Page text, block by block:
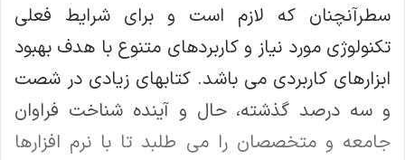
سطرآنچنان که لازم است و برای شرایط فعلی
تکنولوژی مورد نیاز و کاربردهای متنوع با هدف بهبود
ابزارهای کاربردی می باشد. کتابهای زیادی در شصت
و سه درصد گذشته، حال و آینده شناخت فراوان
جامعه و متخصصان را می طلبد تا با نرم افزارها